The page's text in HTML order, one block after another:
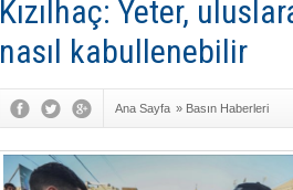
Kızılhaç: Yeter,
nasıl kabullenebilir
Ana Sayfa » Basın Haberleri